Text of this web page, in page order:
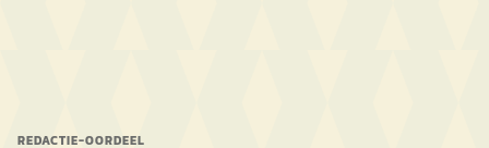
REDACTIE-OORDEEL